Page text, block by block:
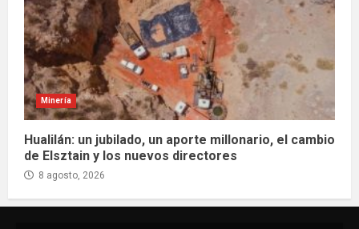
Minería
Hualilán: un jubilado, un aporte millonario, el cambio
de Elsztain y los nuevos directores
8 agosto, 2026